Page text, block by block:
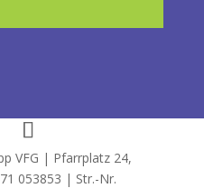
VFG | Pfarrplatz 24,
053853 | Str.-Nr.